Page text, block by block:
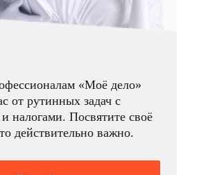
«Моё дело»
от рутинных задач с
и налогами. Посвятите своё
действительно важно.